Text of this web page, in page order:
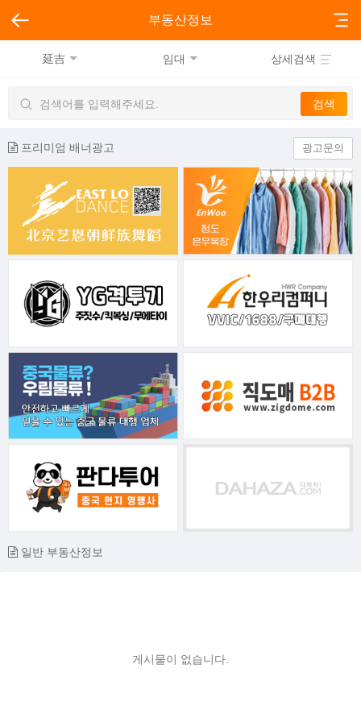
부동산정보
延吉 임대 상세검색
프리미엄 배너광고 광고문의
일반 부동산정보
게시물이 없습니다.